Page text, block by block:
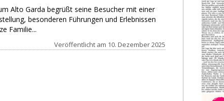
Alto Garda begrüßt seine Besucher mit einer
besonderen Führungen und Erlebnissen
Familie...
Veröffentlicht am 10. Dezember 2025